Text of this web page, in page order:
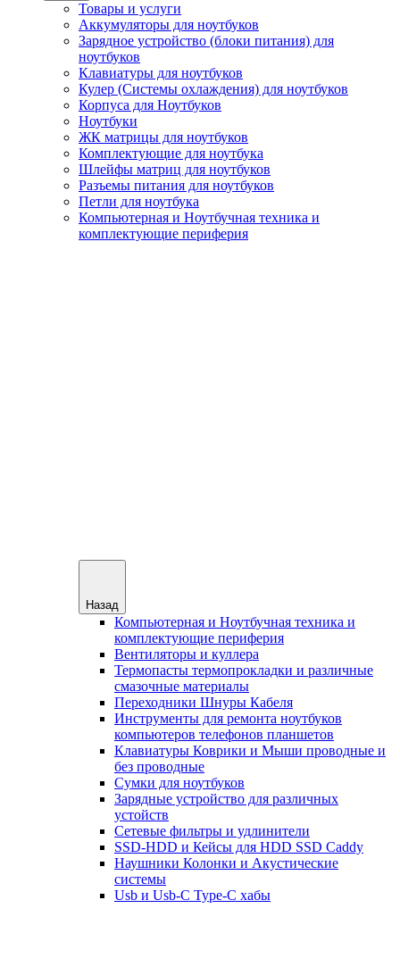
Товары и услуги
Аккумуляторы для ноутбуков
Зарядное устройство (блоки питания) для
ноутбуков
Клавиатуры для ноутбуков
Кулер (Системы охлаждения) для ноутбуков
Корпуса для Ноутбуков
Ноутбуки
ЖК матрицы для ноутбуков
Комплектующие для ноутбука
Шлейфы матриц для ноутбуков
Разъемы питания для ноутбуков
Петли для ноутбука
Компьютерная и Ноутбучная техника и
комплектующие периферия
Назад
Компьютерная и Ноутбучная техника и
комплектующие периферия
Вентиляторы и куллера
Термопасты термопрокладки и различные
смазочные материалы
Переходники Шнуры Кабеля
Инструменты для ремонта ноутбуков
компьютеров телефонов планшетов
Клавиатуры Коврики и Мыши проводные и
без проводные
Сумки для ноутбуков
Зарядные устройство для различных
устойств
Сетевые фильтры и удлинители
SSD-HDD и Кейсы для HDD SSD Caddy
Наушники Колонки и Акустические
системы
Usb и Usb-C Type-C хабы